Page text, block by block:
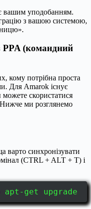
вашим уподобанням.
з вашою системою,
PPA (командний
кому потрібна проста
Для Amarok існує
скористатися
ми розглянемо
варто синхронізувати
(CTRL + ALT + T) і
apt-get upgrade